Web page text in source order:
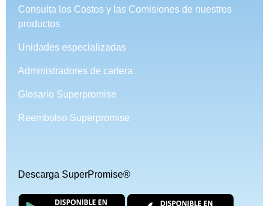
Consulta los Costos y las Comisiones de nuestros
productos
Unidades especializadas
Administradores de cartera
Glosario Superpromise
Reembolso Superpromise
Descarga SuperPromise®